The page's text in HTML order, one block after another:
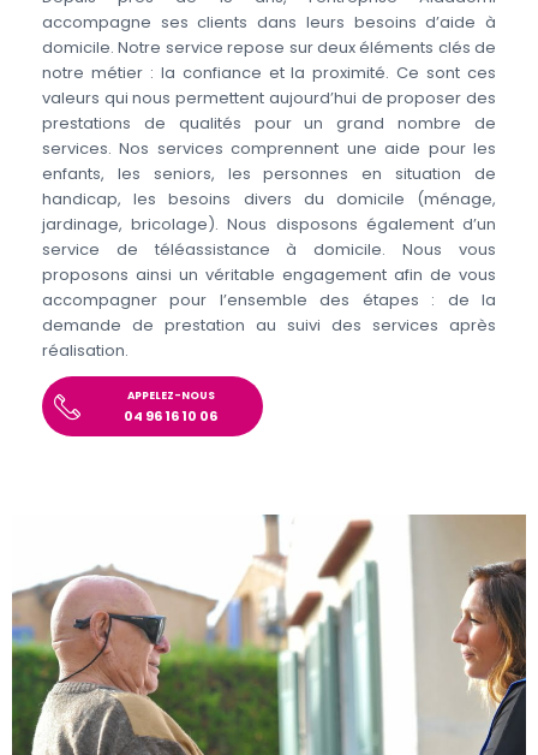
accompagne ses clients dans leurs besoins d’aide à
domicile. Notre service repose sur deux éléments clés de
notre métier : la confiance et la proximité. Ce sont ces
valeurs qui nous permettent aujourd’hui de proposer des
prestations de qualités pour un grand nombre de
services. Nos services comprennent une aide pour les
enfants, les seniors, les personnes en situation de
handicap, les besoins divers du domicile (ménage,
jardinage, bricolage). Nous disposons également d’un
service de téléassistance à domicile. Nous vous
proposons ainsi un véritable engagement afin de vous
accompagner pour l’ensemble des étapes : de la
demande de prestation au suivi des services après
réalisation.
APPELEZ-NOUS
04 96 16 10 06